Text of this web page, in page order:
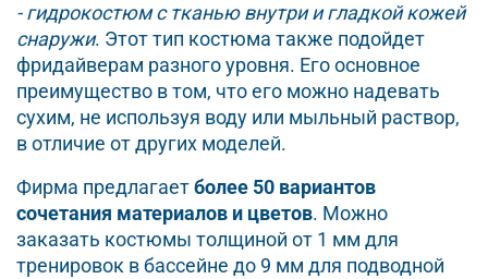
- гидрокостюм с тканью внутри и гладкой кожей
снаружи. Этот тип костюма также подойдет
фридайверам разного уровня. Его основное
преимущество в том, что его можно надевать
сухим, не используя воду или мыльный раствор,
в отличие от других моделей.
Фирма предлагаетболее 50 вариантов
сочетания материалов и цветов. Можно
заказать костюмы толщиной от 1 мм для
тренировок в бассейне до 9 мм для подводной